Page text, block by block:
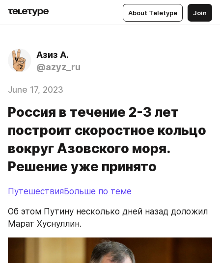
About Teletype Join
Азиз А.
@azyz_ru
June 17, 2023
Россия в течение 2-3 лет
построит скоростное кольцо
вокруг Азовского моря.
Решение уже принято
ПутешествияБольше по теме
Об этом Путину несколько дней назад доложил
Марат Хуснуллин.